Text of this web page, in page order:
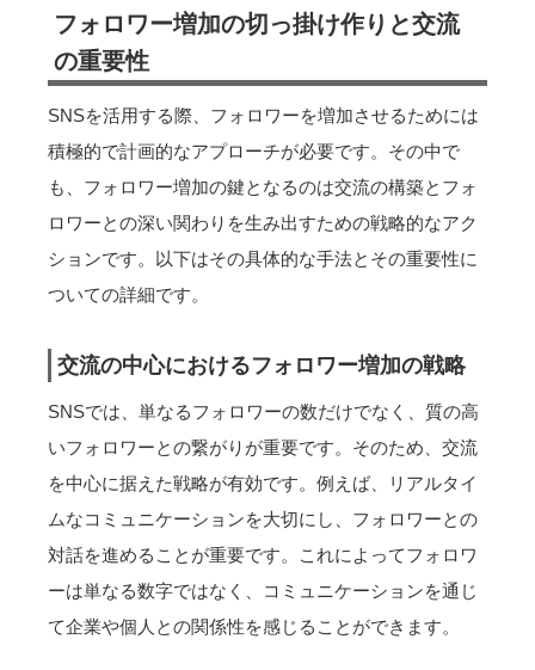
フォロワー増加の切っ掛け作りと交流
の重要性
SNSを活用する際、フォロワーを増加させるためには
積極的で計画的なアプローチが必要です。その中で
も、フォロワー増加の鍵となるのは交流の構築とフォ
ロワーとの深い関わりを生み出すための戦略的なアク
ションです。以下はその具体的な手法とその重要性に
ついての詳細です。
交流の中心におけるフォロワー増加の戦略
SNSでは、単なるフォロワーの数だけでなく、質の高
いフォロワーとの繋がりが重要です。そのため、交流
を中心に据えた戦略が有効です。例えば、リアルタイ
ムなコミュニケーションを大切にし、フォロワーとの
対話を進めることが重要です。これによってフォロワ
ーは単なる数字ではなく、コミュニケーションを通じ
て企業や個人との関係性を感じることができます。